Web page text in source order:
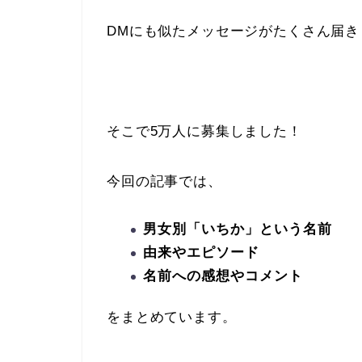
DMにも似たメッセージがたくさん届
そこで5万人に募集しました！
今回の記事では、
男女別「いちか」という名前
由来やエピソード
名前への感想やコメント
をまとめています。